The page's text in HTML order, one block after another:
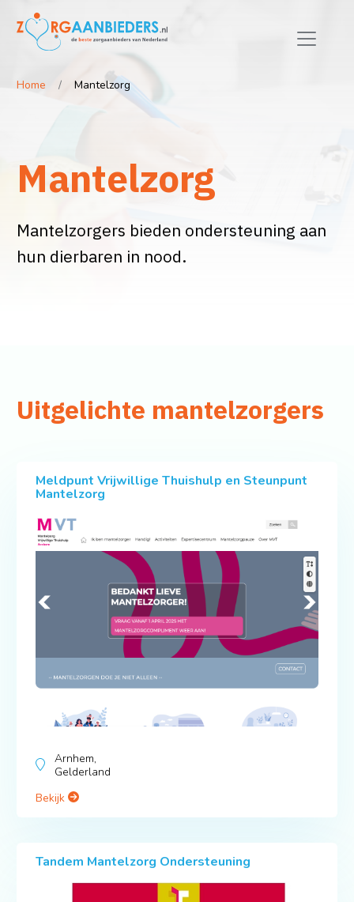
Home Mantelzorg
Mantelzorg
Mantelzorgers bieden ondersteuning aan
hun dierbaren in nood.
Uitgelichte mantelzorgers
Meldpunt Vrijwillige Thuishulp en Steunpunt
Mantelzorg
Arnhem,
Gelderland
Bekijk
Tandem Mantelzorg Ondersteuning